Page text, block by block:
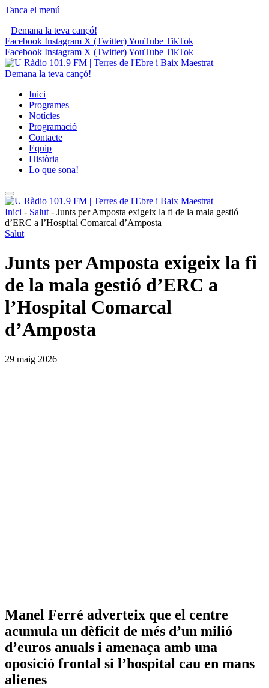
Tanca el menú
Demana la teva cançó!
Facebook Instagram X (Twitter)YouTube TikTok
Facebook Instagram X (Twitter)YouTube TikTok
Demana la teva cançó!
Inici
Programes
Notícies
Programació
Contacte
Equip
Història
Lo que sona!
Inici - Salut - Junts per Amposta exigeix la fi de la mala gestió
d’ERC a l’Hospital Comarcal d’Amposta
Salut
Junts per Amposta exigeix la fi
de la mala gestió d’ERC a
l’Hospital Comarcal
d’Amposta
29 maig 2026
Manel Ferré adverteix que el centre
acumula un dèficit de més d’un milió
d’euros anuals i amenaça amb una
oposició frontal si l’hospital cau en mans
alienes